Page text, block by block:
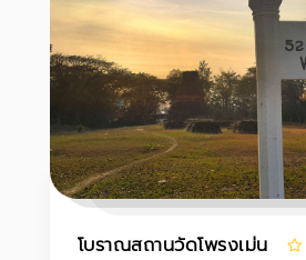
โบราณสถานวัดโพรงเม่น